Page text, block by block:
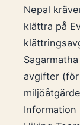
Nepal
klättra på
avgifter
Information